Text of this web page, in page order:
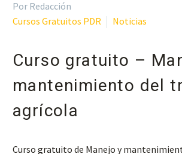
Por Redacción
Cursos Gratuitos PDR
Noticias
Curso gratuito –
mantenimiento del
agrícola
Curso gratuito de Manejo y